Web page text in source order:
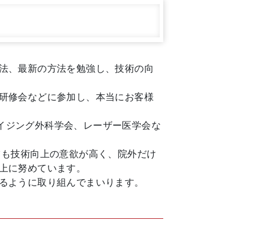
、最新の方法を勉強し、技術の向
修会などに参加し、本当にお客様
ジング外科学会、レーザー医学会な
技術向上の意欲が高く、院外だけ
努めています。
ように取り組んでまいります。